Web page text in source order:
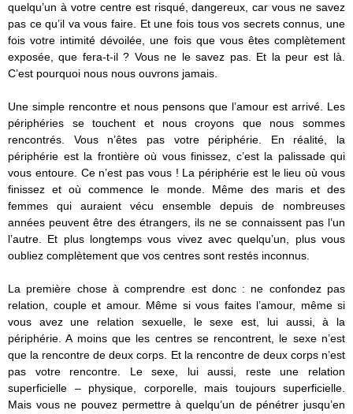
quelqu’un à votre centre est risqué, dangereux, car vous ne savez
pas ce qu’il va vous faire. Et une fois tous vos secrets connus, une
fois votre intimité dévoilée, une fois que vous êtes complètement
exposée, que fera-t-il ? Vous ne le savez pas. Et la peur est là.
C’est pourquoi nous nous ouvrons jamais.
Une simple rencontre et nous pensons que l’amour est arrivé. Les
périphéries se touchent et nous croyons que nous sommes
rencontrés. Vous n’êtes pas votre périphérie. En réalité, la
périphérie est la frontière où vous finissez, c’est la palissade qui
vous entoure. Ce n’est pas vous ! La périphérie est le lieu où vous
finissez et où commence le monde. Même des maris et des
femmes qui auraient vécu ensemble depuis de nombreuses
années peuvent être des étrangers, ils ne se connaissent pas l’un
l’autre. Et plus longtemps vous vivez avec quelqu’un, plus vous
oubliez complètement que vos centres sont restés inconnus.
La première chose à comprendre est donc : ne confondez pas
relation, couple et amour. Même si vous faites l’amour, même si
vous avez une relation sexuelle, le sexe est, lui aussi, à la
périphérie. A moins que les centres se rencontrent, le sexe n’est
que la rencontre de deux corps. Et la rencontre de deux corps n’est
pas votre rencontre. Le sexe, lui aussi, reste une relation
superficielle – physique, corporelle, mais toujours superficielle.
Mais vous ne pouvez permettre à quelqu’un de pénétrer jusqu’en